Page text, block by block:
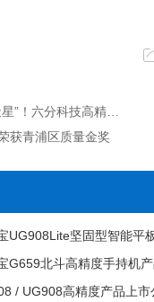
获青浦区质量金奖
UG908Lite坚固型智能平
G659北斗高精度手持机
/ UG908高精度产品上市